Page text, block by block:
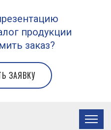
продукции
заказ?
ЗАЯВКУ